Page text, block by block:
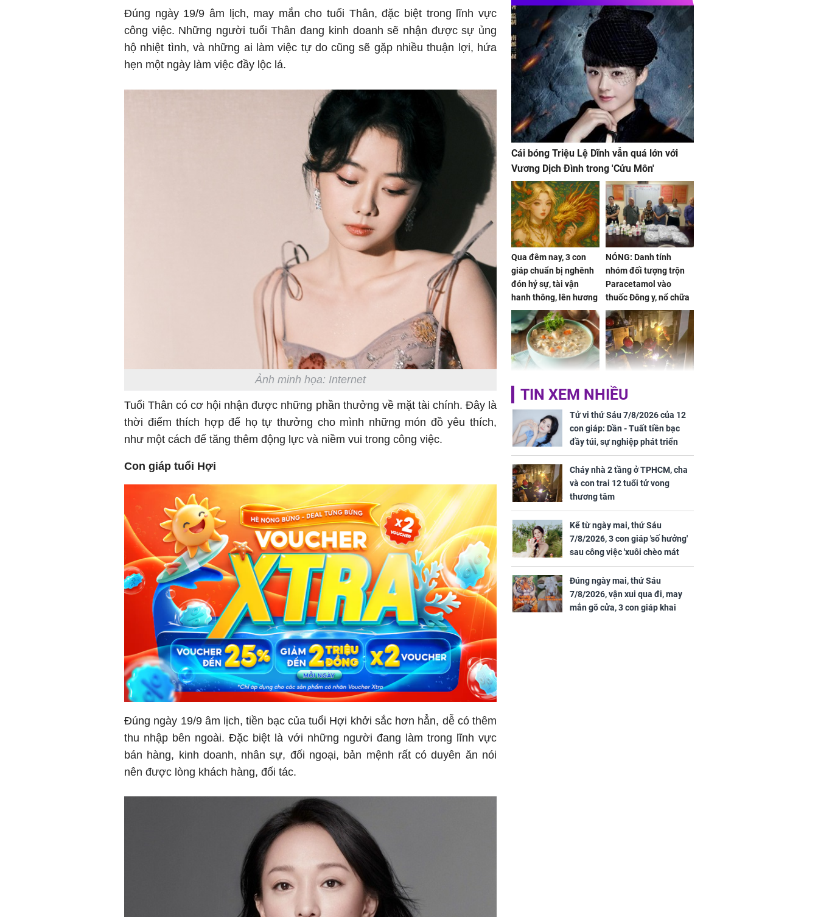
Đúng ngày 19/9 âm lịch, may mắn cho tuổi Thân, đặc biệt trong lĩnh vực
công việc. Những người tuổi Thân đang kinh doanh sẽ nhận được sự ủng
hộ nhiệt tình, và những ai làm việc tự do cũng sẽ gặp nhiều thuận lợi, hứa
hẹn một ngày làm việc đầy lộc lá.
Ảnh minh họa: Internet
Tuổi Thân có cơ hội nhận được những phần thưởng về mặt tài chính. Đây là
thời điểm thích hợp để họ tự thưởng cho mình những món đồ yêu thích,
như một cách để tăng thêm động lực và niềm vui trong công việc.
Con giáp tuổi Hợi
Đúng ngày 19/9 âm lịch, tiền bạc của tuổi Hợi khởi sắc hơn hẳn, dễ có thêm
thu nhập bên ngoài. Đặc biệt là với những người đang làm trong lĩnh vực
bán hàng, kinh doanh, nhân sự, đối ngoại, bản mệnh rất có duyên ăn nói
nên được lòng khách hàng, đối tác.
Cái bóng Triệu Lệ Dĩnh vẫn quá lớn với
Vương Dịch Đình trong 'Cửu Môn'
Qua đêm nay, 3 con
giáp chuẩn bị nghênh
đón hỷ sự, tài vận
hanh thông, lên hương
hóa Rồng hóa Phượng,
gom hết may mắn về
nhà
NÓNG: Danh tính
nhóm đối tượng trộn
Paracetamol vào
thuốc Đông y, nổ chữa
bách bệnh
Giá trị sức khỏe và
cách sử dụng đúng
của loại hạt bình dân
Cháy nhà 2 tầng ở
TPHCM, cha và con
trai 12 tuổi tử vong
thương tâm
Chân dung nam diễn
ứng ngược khi than
nghèo
TIN XEM NHIỀU
Tử vi thứ Sáu 7/8/2026 của 12
con giáp: Dần - Tuất tiền bạc
đầy túi, sự nghiệp phát triển
hưng thịnh, Mão - Thân tài lộc
ảm đạm, mọi sự khó thành công
mỹ mãn
Cháy nhà 2 tầng ở TPHCM, cha
và con trai 12 tuổi tử vong
thương tâm
Kể từ ngày mai, thứ Sáu
7/8/2026, 3 con giáp 'số hưởng'
sau công việc 'xuôi chèo mát
mái', tiền tài 'thu về như nước',
tình duyên viên mãn
Đúng ngày mai, thứ Sáu
7/8/2026, vận xui qua đi, may
mắn gõ cửa, 3 con giáp khai